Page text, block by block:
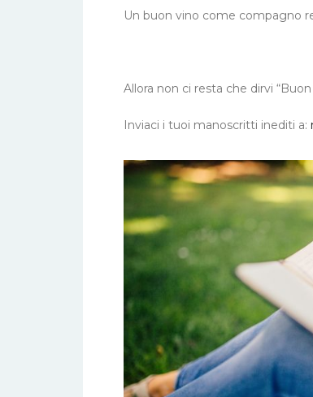
Un buon vino come compagno
Allora non ci resta che dirvi
Inviaci i tuoi manoscritti inediti a: